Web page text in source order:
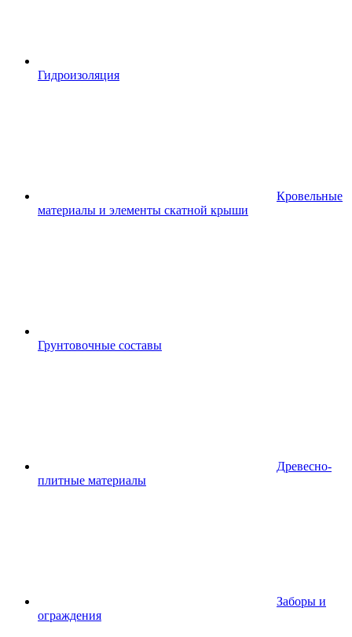
Гидроизоляция
Кровельные
материалы и элементы скатной крыши
Грунтовочные составы
Древесно-
плитные материалы
Заборы и
ограждения